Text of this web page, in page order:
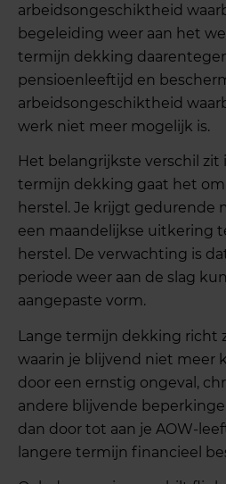
arbeidsongeschiktheid
begeleiding weer aan het
termijn dekking
pensioenleeftijd en
arbeidsongeschiktheid
werk niet meer mogelijk is.
Het belangrijkste verschil zit
termijn dekking gaat het
herstel. Je krijgt gedurende
een maandelijkse uitkering
herstel. De verwachting is
periode weer aan de slag
aangepaste vorm.
Lange termijn dekking richt
waarin je blijvend niet meer
door een ernstig ongeval,
andere blijvende
dan door tot aan je AOW-
langere termijn financieel